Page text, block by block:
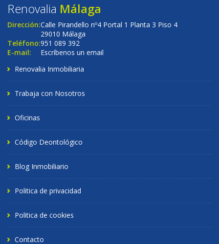
Renovalia Málaga
Dirección:Calle Pirandello nº4 Portal 1 Planta 3 Piso 4
29010 Málaga
Teléfono:951 089 392
E-mail:
Escríbenos un email
Renovalia Inmobiliaria
Trabaja con Nosotros
Oficinas
Código Deontológico
Blog Inmobiliario
Politica de privacidad
Politica de cookies
Contacto